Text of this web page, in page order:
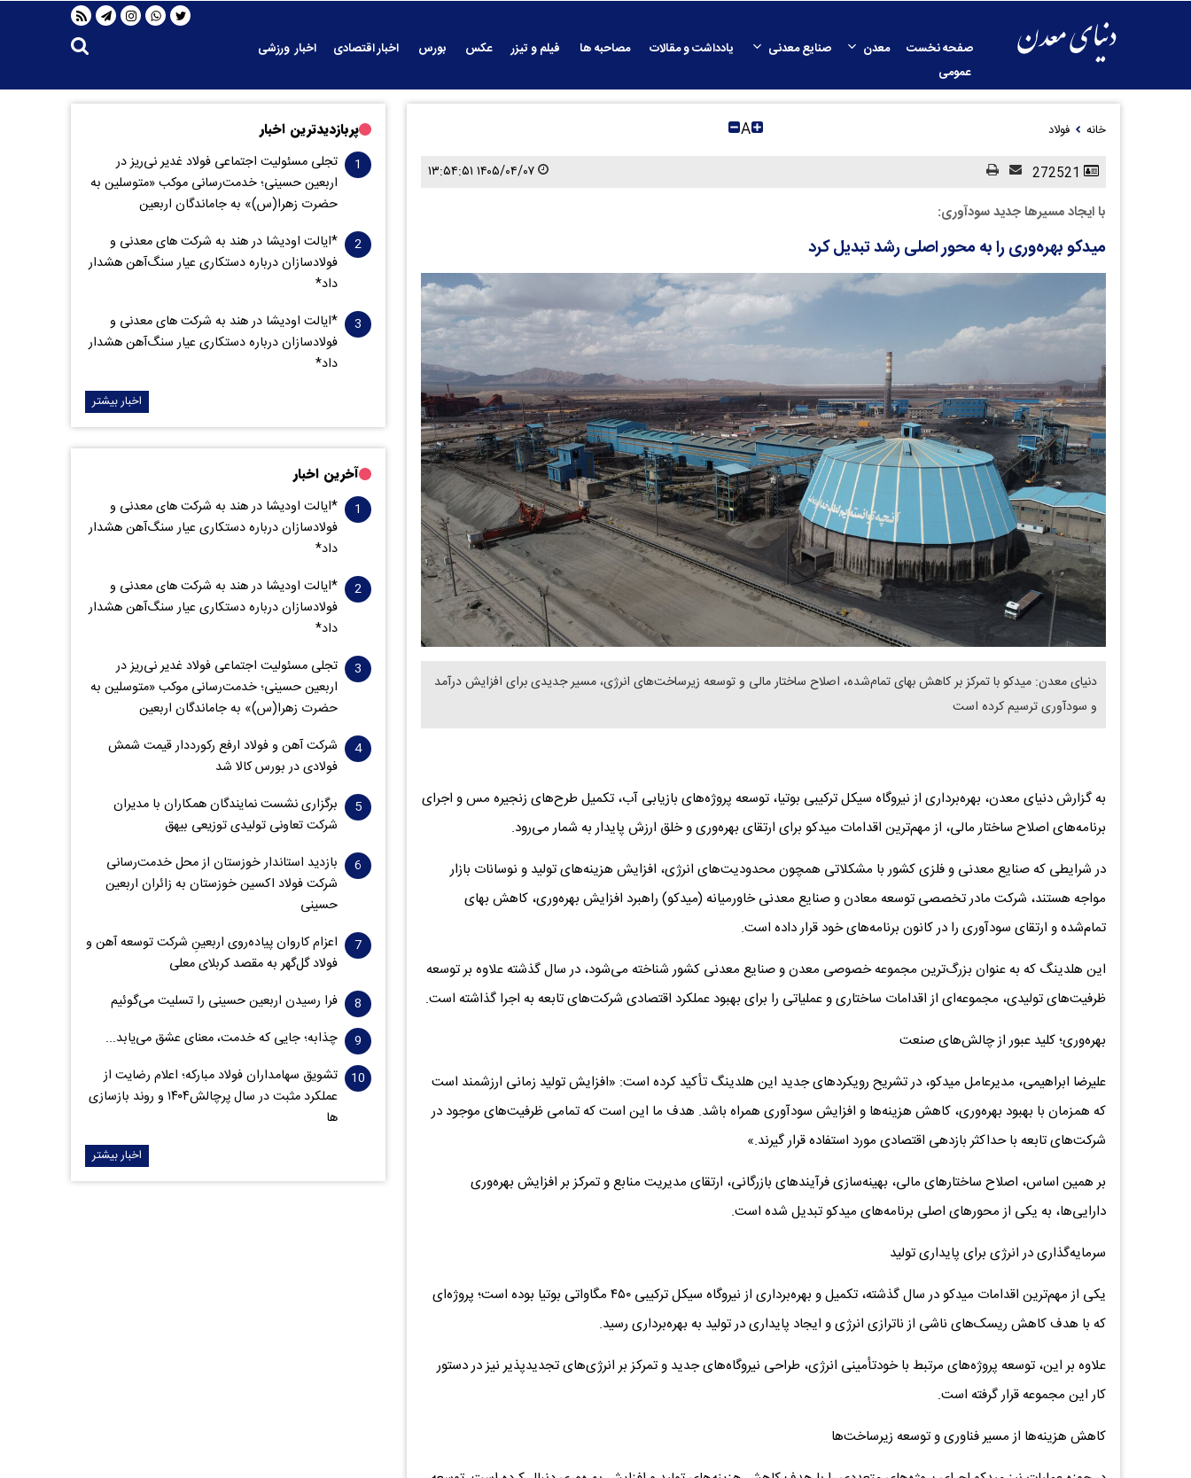
صفحه نخست معدن صنایع معدنی یادداشت و مقالات مصاحبه ها فیلم و تیزر عکس بورس اخبار اقتصادی
اخبار ورزشی
عمومی
خانه فولاد A
۱۴۰۵/۰۴/۰۷ ۱۳:۵۴:۵۱
با ایجاد مسیرها جدید سودآوری:
میدکو بهره‌وری را به محور اصلی رشد تبدیل کرد
دنیای معدن: میدکو با تمرکز بر کاهش بهای تمام‌شده، اصلاح ساختار مالی و توسعه زیرساخت‌های انرژی، مسیر جدیدی برای افزایش درآمد
و سودآوری ترسیم کرده است
به گزارش دنیای معدن، بهره‌برداری از نیروگاه سیکل ترکیبی بوتیا، توسعه پروژه‌های بازیابی آب، تکمیل طرح‌های زنجیره مس و اجرای
برنامه‌های اصلاح ساختار مالی، از مهم‌ترین اقدامات میدکو برای ارتقای بهره‌وری و خلق ارزش پایدار به شمار می‌رود.
در شرایطی که صنایع معدنی و فلزی کشور با مشکلاتی همچون محدودیت‌های انرژی، افزایش هزینه‌های تولید و نوسانات بازار
مواجه هستند، شرکت مادر تخصصی توسعه معادن و صنایع معدنی خاورمیانه (میدکو) راهبرد افزایش بهره‌وری، کاهش بهای
تمام‌شده و ارتقای سودآوری را در کانون برنامه‌های خود قرار داده است.
این هلدینگ که به عنوان بزرگ‌ترین مجموعه خصوصی معدن و صنایع معدنی کشور شناخته می‌شود، در سال گذشته علاوه بر توسعه
ظرفیت‌های تولیدی، مجموعه‌ای از اقدامات ساختاری و عملیاتی را برای بهبود عملکرد اقتصادی شرکت‌های تابعه به اجرا گذاشته است.
بهره‌وری؛ کلید عبور از چالش‌های صنعت
علیرضا ابراهیمی، مدیرعامل میدکو، در تشریح رویکردهای جدید این هلدینگ تأکید کرده است: «افزایش تولید زمانی ارزشمند است
که همزمان با بهبود بهره‌وری، کاهش هزینه‌ها و افزایش سودآوری همراه باشد. هدف ما این است که تمامی ظرفیت‌های موجود در
شرکت‌های تابعه با حداکثر بازدهی اقتصادی مورد استفاده قرار گیرند.»
بر همین اساس، اصلاح ساختارهای مالی، بهینه‌سازی فرآیندهای بازرگانی، ارتقای مدیریت منابع و تمرکز بر افزایش بهره‌وری
دارایی‌ها، به یکی از محورهای اصلی برنامه‌های میدکو تبدیل شده است.
سرمایه‌گذاری در انرژی برای پایداری تولید
یکی از مهم‌ترین اقدامات میدکو در سال گذشته، تکمیل و بهره‌برداری از نیروگاه سیکل ترکیبی ۴۵۰ مگاواتی بوتیا بوده است؛ پروژه‌ای
که با هدف کاهش ریسک‌های ناشی از ناترازی انرژی و ایجاد پایداری در تولید به بهره‌برداری رسید.
علاوه بر این، توسعه پروژه‌های مرتبط با خودتأمینی انرژی، طراحی نیروگاه‌های جدید و تمرکز بر انرژی‌های تجدیدپذیر نیز در دستور
کار این مجموعه قرار گرفته است.
کاهش هزینه‌ها از مسیر فناوری و توسعه زیرساخت‌ها
پربازدیدترین اخبار
تجلی مسئولیت اجتماعی فولاد غدیر نی‌ریز در
اربعین حسینی؛ خدمت‌رسانی موکب «متوسلین به
حضرت زهرا(س)» به جاماندگان اربعین
*ایالت اودیشا در هند به شرکت های معدنی و
فولادسازان درباره دستکاری عیار سنگ‌آهن هشدار
داد*
*ایالت اودیشا در هند به شرکت های معدنی و
فولادسازان درباره دستکاری عیار سنگ‌آهن هشدار
داد*
اخبار بیشتر
آخرین اخبار
*ایالت اودیشا در هند به شرکت های معدنی و
فولادسازان درباره دستکاری عیار سنگ‌آهن هشدار
داد*
*ایالت اودیشا در هند به شرکت های معدنی و
فولادسازان درباره دستکاری عیار سنگ‌آهن هشدار
داد*
تجلی مسئولیت اجتماعی فولاد غدیر نی‌ریز در
اربعین حسینی؛ خدمت‌رسانی موکب «متوسلین به
حضرت زهرا(س)» به جاماندگان اربعین
شرکت آهن و فولاد ارفع رکورددار قیمت شمش
فولادی در بورس کالا شد
برگزاری نشست نمایندگان همکاران با مدیران
شرکت تعاونی تولیدی توزیعی بیهق
بازدید استاندار خوزستان از محل خدمت‌رسانی
شرکت فولاد اکسین خوزستان به زائران اربعین
حسینی
اعزام کاروان پیاده‌روی اربعینِ شرکت توسعه آهن و
فولاد گل‌گهر به مقصد کربلای معلی
فرا رسیدن اربعین حسینی را تسلیت می‌گوئیم
چذابه؛ جایی که خدمت، معنای عشق می‌یابد...
تشویق سهامداران فولاد مبارکه؛ اعلام رضایت از
عملکرد مثبت در سال پرچالش۱۴۰۴ و روند بازسازی
ها
اخبار بیشتر